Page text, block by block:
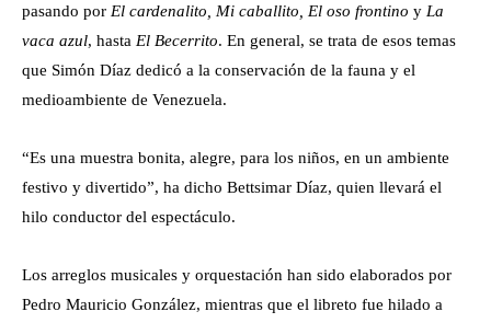
pasando por El cardenalito, Mi caballito, El oso frontino y La
vaca azul, hasta El Becerrito. En general, se trata de esos temas
que Simón Díaz dedicó a la conservación de la fauna y el
medioambiente de Venezuela.
“Es una muestra bonita, alegre, para los niños, en un ambiente
festivo y divertido”, ha dicho Bettsimar Díaz, quien llevará el
hilo conductor del espectáculo.
Los arreglos musicales y orquestación han sido elaborados por
Pedro Mauricio González, mientras que el libreto fue hilado a